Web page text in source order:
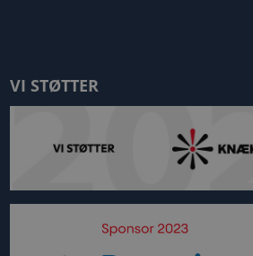
VI STØTTER